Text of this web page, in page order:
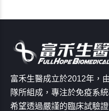
富禾生醫成立於2012年，
隊所組成，專注於免疫系
希望透過嚴謹的臨床試驗